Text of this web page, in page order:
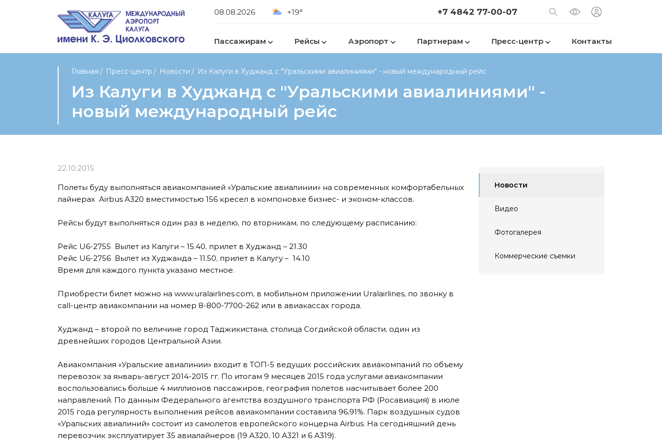
08.08.2026 +19° +7 4842 77-00-07
Пассажирам Рейсы Аэропорт Партнерам Пресс-центр Контакты
Главная Пресс-центр Новости Из Калуги в Худжанд с "Уральскими авиалиниями" - новый международный рейс
Из Калуги в Худжанд с "Уральскими авиалиниями" -
новый международный рейс
22.10.2015
Полеты буду выполняться авиакомпанией «Уральские авиалинии» на современных комфортабельных
лайнерах Airbus A320 вместимостью 156 кресел в компоновке бизнес- и эконом-классов.
Рейсы будут выполняться один раз в неделю, по вторникам, по следующему расписанию:
Рейс U6-2755 Вылет из Калуги – 15.40, прилет в Худжанд – 21.30
Рейс U6-2756 Вылет из Худжанда – 11.50, прилет в Калугу – 14.10
Время для каждого пункта указано местное.
Приобрести билет можно на www.uralairlines.com, в мобильном приложении Uralairlines, по звонку в
call-центр авиакомпании на номер 8-800-7700-262 или в авиакассах города.
Худжанд – второй по величине город Таджикистана, столица Согдийской области, один из
древнейших городов Центральной Азии.
Авиакомпания «Уральские авиалинии» входит в ТОП-5 ведущих российских авиакомпаний по объему
перевозок за январь-август 2014-2015 гг. По итогам 9 месяцев 2015 года услугами авиакомпании
воспользовались больше 4 миллионов пассажиров, география полетов насчитывает более 200
направлений. По данным Федерального агентства воздушного транспорта РФ (Росавиация) в июле
2015 года регулярность выполнения рейсов авиакомпании составила 96,91%. Парк воздушных судов
«Уральских авиалиний» состоит из самолетов европейского концерна Airbus. На сегодняшний день
перевозчик эксплуатирует 35 авиалайнеров (19 А320, 10 А321 и 6 А319).
Новости
Видео
Фотогалерея
Коммерческие съемки